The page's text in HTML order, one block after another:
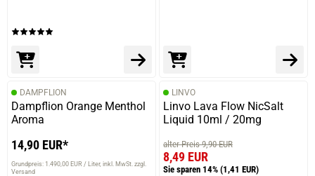
DAMPFLION
Dampflion Orange Menthol
Aroma
14,90 EUR*
Grundpreis: 1.490,00 EUR / Liter inkl. MwSt. zzgl.
Versand
LINVO
Linvo Lava Flow NicSalt
Liquid 10ml / 20mg
alter Preis 9,90 EUR
8,49 EUR
Sie sparen 14% (1,41 EUR)